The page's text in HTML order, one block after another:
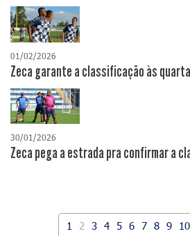
01/02/2026
Zeca garante a classificação às
30/01/2026
Zeca pega a estrada pra confirmar a
1 2 3 4 5 6 7 8 9 10